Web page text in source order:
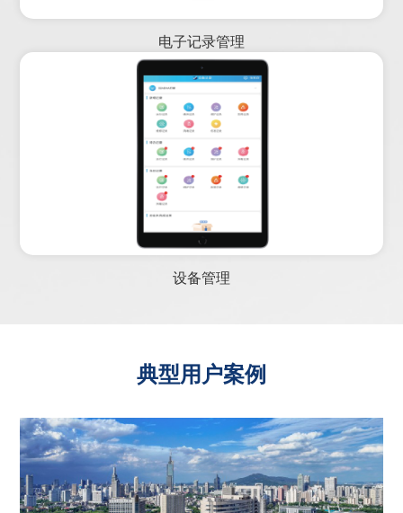
电子记录管理
设备管理
典型用户案例